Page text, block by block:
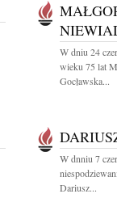
W dniu 24
wieku 75 lat
Gocławska...
W dnniu 7
Dariusz...